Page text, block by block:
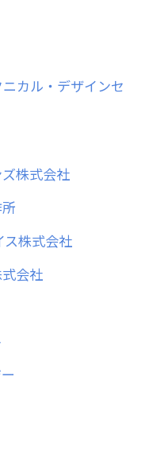
カル・デザインセ
株式会社
ス株式会社
会社